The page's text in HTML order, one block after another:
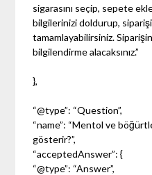
sigarasını seçip, sepete
bilgilerinizi doldurup,
tamamlayabilirsiniz.
bilgilendirme alacaksınız.”
},
“@type”: “Question”,
“name”: “Mentol ve
gösterir?”,
“acceptedAnswer”: {
“@type”: “Answer”,